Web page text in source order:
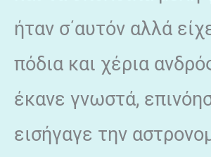
ήταν σ΄αυτόν αλλά
πόδια και χέρια
έκανε γνωστά,
εισήγαγε την